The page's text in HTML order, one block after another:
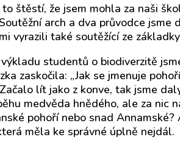
štěstí, že jsem mohla za naši
arch a dva průvodce
vyrazili také soutěžící ze
studentů o biodiverzitě
zaskočila: „Jak se jmenuje
Začalo lít jako z konve, tak jsme
medvěda hnědého, ale za nic
pohoří nebo snad
měla ke správné úplně nejdál.